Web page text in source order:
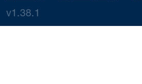
v1.38.1